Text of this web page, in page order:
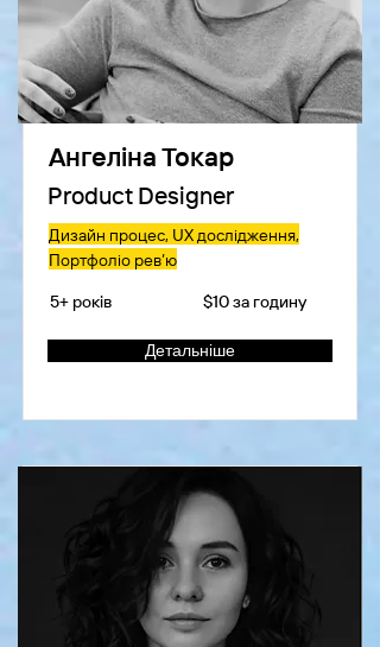
Ангеліна Токар
Product Designer
Дизайн процес, UX дослідження,
Портфоліо рев’ю
5+ років
$10 за годину
Детальніше